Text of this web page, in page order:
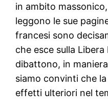
in ambito
leggono le sue
francesi sono
che esce sulla
dibattono, in
siamo convinti che
effetti ulteriori nel